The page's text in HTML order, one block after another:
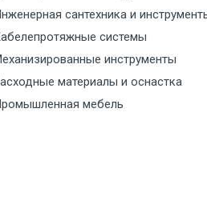
сантехника и
системы
инструменты
материалы и оснастка
мебель